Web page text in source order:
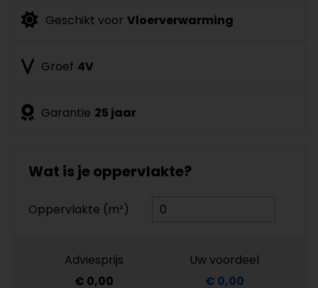
Geschikt voor Vloerverwarming
Groef 4V
Garantie 25 jaar
Wat is je oppervlakte?
Oppervlakte (m²)
Adviesprijs
€ 0,00
Uw voordeel
€ 0,00